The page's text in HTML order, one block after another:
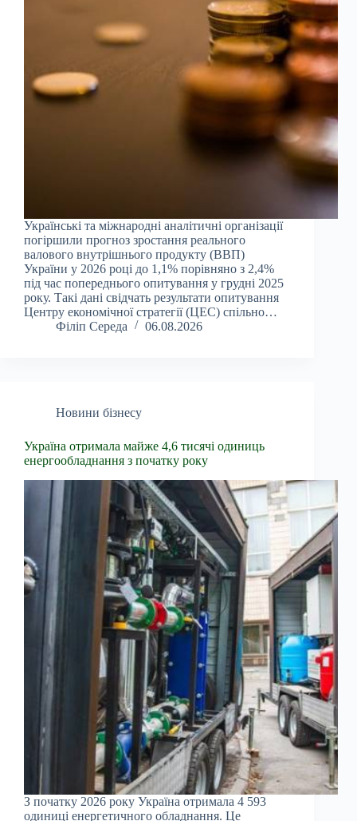
Українські та міжнародні аналітичні організації
погіршили прогноз зростання реального
валового внутрішнього продукту (ВВП)
України у 2026 році до 1,1% порівняно з 2,4%
під час попереднього опитування у грудні 2025
року. Такі дані свідчать результати опитування
Центру економічної стратегії (ЦЕС) спільно…
Філіп Середа
06.08.2026
Новини бізнесу
Україна отримала майже 4,6 тисячі одиниць
енергообладнання з початку року
З початку 2026 року Україна отримала 4 593
одиниці енергетичного обладнання. Це